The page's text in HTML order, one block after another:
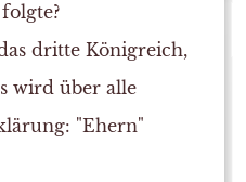
dritte Königreich,
wird über alle
"Ehern"